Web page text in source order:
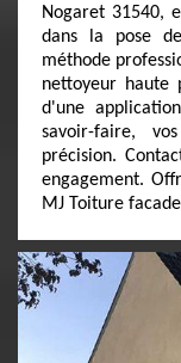
Nogaret 31540,
dans la pose
méthode
nettoyeur haute
d'une
savoir-faire,
précision.
engagement.
MJ Toiture